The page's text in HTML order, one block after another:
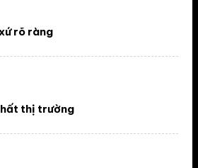
rõ ràng
thị trường